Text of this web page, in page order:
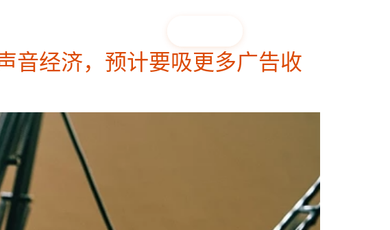
音经济，预计要吸更多广告收